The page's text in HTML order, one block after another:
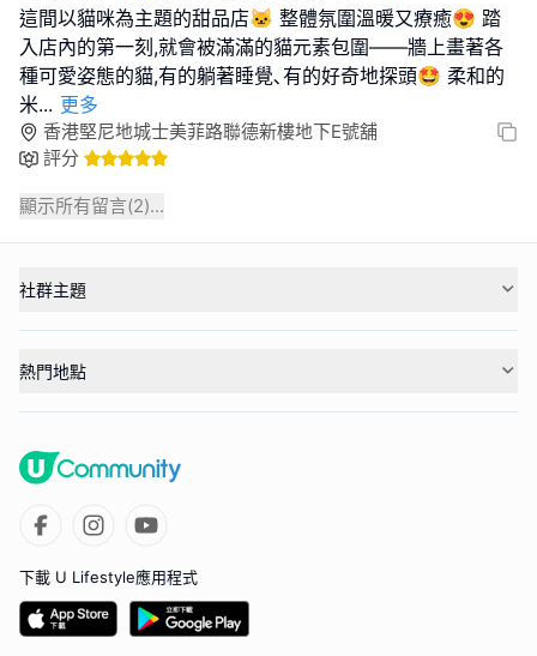
這間以貓咪為主題的甜品店🐱 整體氛圍溫暖又療癒😍 踏
入店內的第一刻,就會被滿滿的貓元素包圍——牆上畫著各
種可愛姿態的貓,有的躺著睡覺､有的好奇地探頭🤩 柔和的
米... 更多
香港堅尼地城士美菲路聯德新樓地下E號舖
評分
顯示所有留言(2)...
社群主題
熱門地點
下載 U Lifestyle應用程式